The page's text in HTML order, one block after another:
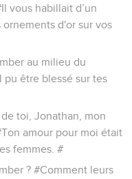
vous habillait d’un
d'or sur vos
au milieu du
pu être blessé sur tes
toi, Jonathan, mon
amour pour moi était
femmes. #
? #Comment leurs